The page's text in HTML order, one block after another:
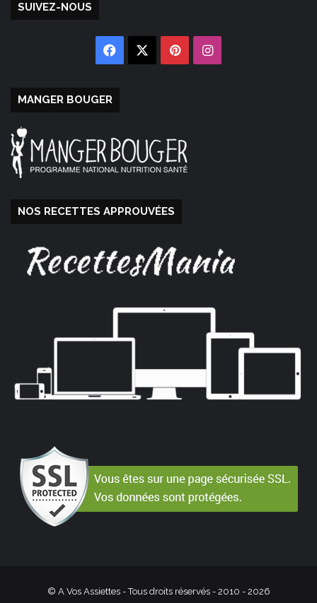
SUIVEZ-NOUS
Facebook PinterestInstagram
MANGER BOUGER
NOS RECETTES APPROUVÉES
© A Vos Assiettes - Tous droits réservés - 2010 - 2026